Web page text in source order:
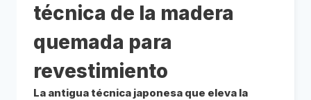
técnica de la madera
quemada para
revestimiento
La antigua técnica japonesa que eleva la